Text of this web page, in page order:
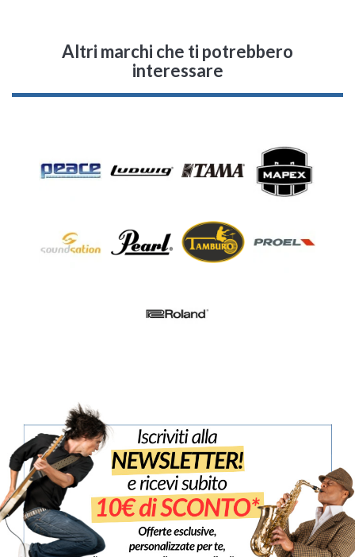
Altri marchi che ti potrebbero
interessare